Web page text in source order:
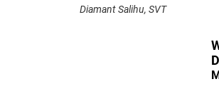
Diamant Salihu, SVT